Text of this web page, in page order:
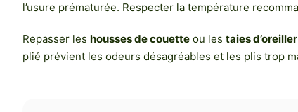
l’usure prématurée. Respecter la température
Repasser les housses de couette ou les taies d’oreiller
plié prévient les odeurs désagréables et les plis trop